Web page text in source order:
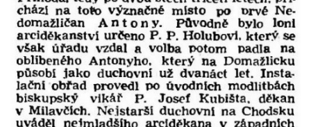
ODKAZY
O NÁS
DŮL NA SLÍDU (NA KOLE)